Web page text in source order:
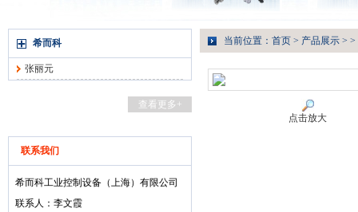
希而科
张丽元
查看更多+
联系我们
希而科工业控制设备（上海）有限公司
联系人：李文霞
当前位置： 首页 > 产品展示 > >
点击放大